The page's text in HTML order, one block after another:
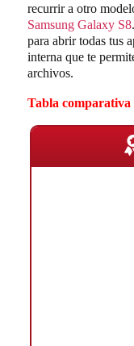
recurrir a otro
Samsung Galaxy S8
para abrir todas tus
interna que te
archivos.
Tabla comparativa